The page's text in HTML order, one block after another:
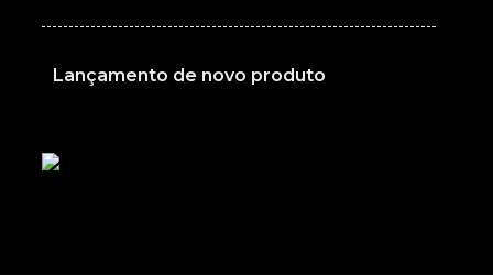
Lançamento de novo produto